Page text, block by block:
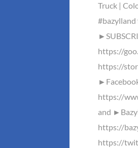
Truck |
#bazylland
https://
https://
https://
and
https://
https://